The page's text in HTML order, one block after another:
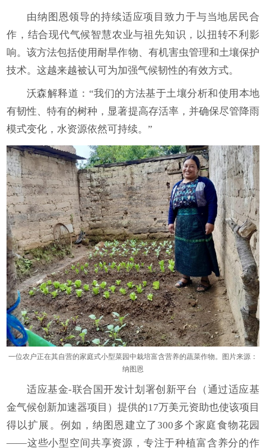
由纳图恩领导的持续适应项目致力于与当地居民合
作，结合现代气候智慧农业与祖先知识，以扭转不利影
响。该方法包括使用耐旱作物、有机害虫管理和土壤保护
技术。这越来越被认可为加强气候韧性的有效方式。
沃森解释道：“我们的方法基于土壤分析和使用本地
有韧性、特有的树种，显著提高存活率，并确保尽管降雨
模式变化，水资源依然可持续。”
一位农户正在其自营的家庭式小型菜园中栽培富含营养的蔬菜作物。图片来源：
纳图恩
适应基金-联合国开发计划署创新平台（通过适应基
金气候创新加速器项目）提供的17万美元资助也使该项目
得以扩展。例如，纳图恩建立了300多个家庭食物花园
——这些小型空间共享资源，专注于种植富含养分的作